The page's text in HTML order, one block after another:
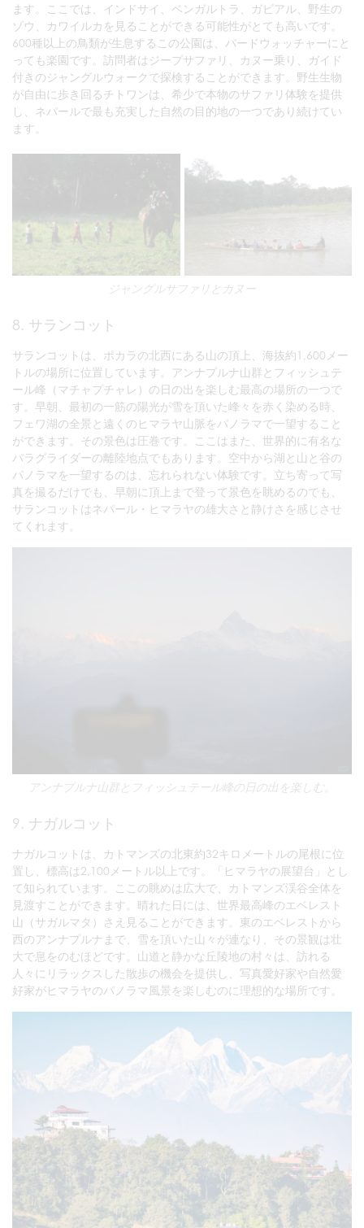
ます。ここでは、インドサイ、ベンガルトラ、ガビアル、野生の
ゾウ、カワイルカを見ることができる可能性がとても高いです。
600種以上の鳥類が生息するこの公園は、バードウォッチャーにと
っても楽園です。訪問者はジープサファリ、カヌー乗り、ガイド
付きのジャングルウォークで探検することができます。野生生物
が自由に歩き回るチトワンは、希少で本物のサファリ体験を提供
し、ネパールで最も充実した自然の目的地の一つであり続けてい
ます。
ジャングルサファリとカヌー
8. サランコット
サランコットは、ポカラの北西にある山の頂上、海抜約1,600メー
トルの場所に位置しています。アンナプルナ山群とフィッシュテ
ール峰（マチャプチャレ）の日の出を楽しむ最高の場所の一つで
す。早朝、最初の一筋の陽光が雪を頂いた峰々を赤く染める時、
フェワ湖の全景と遠くのヒマラヤ山脈をパノラマで一望すること
ができます。その景色は圧巻です。ここはまた、世界的に有名な
パラグライダーの離陸地点でもあります。空中から湖と山と谷の
パノラマを一望するのは、忘れられない体験です。立ち寄って写
真を撮るだけでも、早朝に頂上まで登って景色を眺めるのでも、
サランコットはネパール・ヒマラヤの雄大さと静けさを感じさせ
てくれます。
アンナプルナ山群とフィッシュテール峰の日の出を楽しむ。
9. ナガルコット
ナガルコットは、カトマンズの北東約32キロメートルの尾根に位
置し、標高は2,100メートル以上です。「ヒマラヤの展望台」とし
て知られています。ここの眺めは広大で、カトマンズ渓谷全体を
見渡すことができます。晴れた日には、世界最高峰のエベレスト
山（サガルマタ）さえ見ることができます。東のエベレストから
西のアンナプルナまで、雪を頂いた山々が連なり、その景観は壮
大で息をのむほどです。山道と静かな丘陵地の村々は、訪れる
人々にリラックスした散歩の機会を提供し、写真愛好家や自然愛
好家がヒマラヤのパノラマ風景を楽しむのに理想的な場所です。